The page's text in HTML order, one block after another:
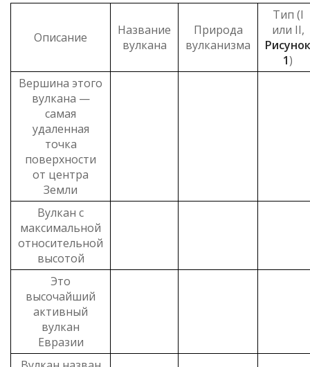
Описание
Название
вулкана
Природа
вулканизма
Тип (I
или II,
Рисунок
1)
Вершина этого
вулкана —
самая
удаленная
точка
поверхности
от центра
Земли
Вулкан с
максимальной
относительной
высотой
Это
высочайший
активный
вулкан
Евразии